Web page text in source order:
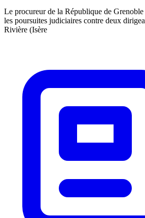
Le procureur de la République de
les poursuites judiciaires contre deux
Rivière (Isère